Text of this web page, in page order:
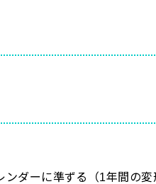
ダーに準ずる（1年間の